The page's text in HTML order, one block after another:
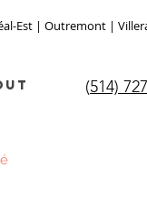
| Outremont |
(514)